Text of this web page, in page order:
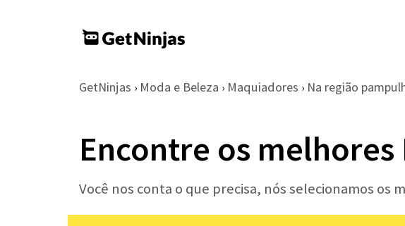
GetNinjas › Moda e Beleza › Maquiadores › Na região
Encontre os
Você nos conta o que precisa, nós selecionamos